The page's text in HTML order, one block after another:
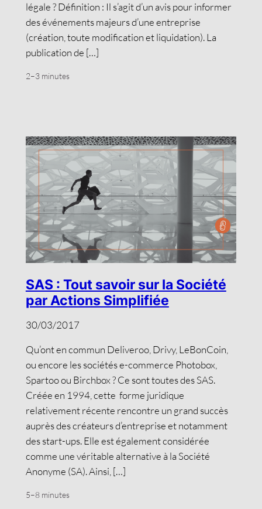
légale ? Définition : Il s’agit d’un avis pour informer
des événements majeurs d’une entreprise
(création, toute modification et liquidation). La
publication de […]
2–3 minutes
SAS : Tout savoir sur la Société
par Actions Simplifiée
30/03/2017
Qu’ont en commun Deliveroo, Drivy, LeBonCoin,
ou encore les sociétés e-commerce Photobox,
Spartoo ou Birchbox ? Ce sont toutes des SAS.
Créée en 1994, cette forme juridique
relativement récente rencontre un grand succès
auprès des créateurs d’entreprise et notamment
des start-ups. Elle est également considérée
comme une véritable alternative à la Société
Anonyme (SA). Ainsi, […]
5–8 minutes